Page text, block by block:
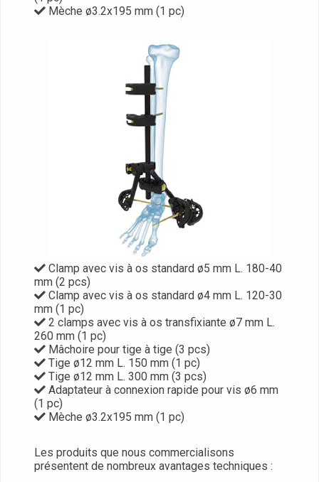
Mèche ø3.2x195 mm (1 pc)
Clamp avec vis à os standard ø5 mm L. 180-40
mm (2 pcs)
Clamp avec vis à os standard ø4 mm L. 120-30
mm (1 pc)
2 clamps avec vis à os transfixiante ø7 mm L.
260 mm (1 pc)
Mâchoire pour tige à tige (3 pcs)
Tige ø12 mm L. 150 mm (1 pc)
Tige ø12 mm L. 300 mm (3 pcs)
Adaptateur à connexion rapide pour vis ø6 mm
(1 pc)
Mèche ø3.2x195 mm (1 pc)
Les produits que nous commercialisons
présentent de nombreux avantages techniques :